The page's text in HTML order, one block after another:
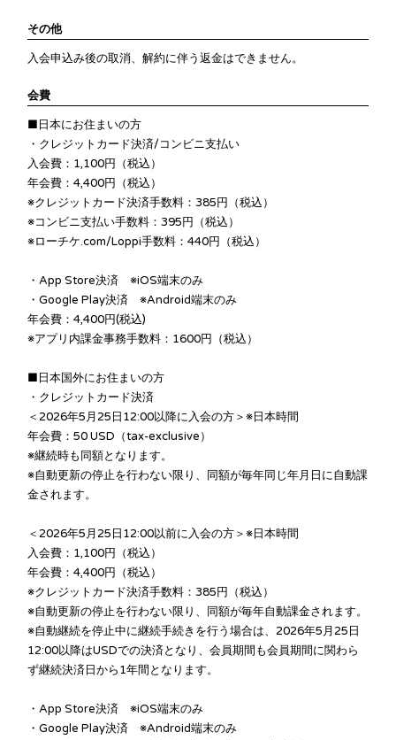
その他
入会申込み後の取消、解約に伴う返金はできません。
会費
■日本にお住まいの方
・クレジットカード決済/コンビニ支払い
入会費：1,100円（税込）
年会費：4,400円（税込）
※クレジットカード決済手数料：385円（税込）
※コンビニ支払い手数料：395円（税込）
※ローチケ.com/Loppi手数料：440円（税込）
・App Store決済 ※iOS端末のみ
・Google Play決済 ※Android端末のみ
年会費：4,400円(税込)
※アプリ内課金事務手数料：1600円（税込）
■日本国外にお住まいの方
・クレジットカード決済
＜2026年5月25日12:00以降に入会の方＞※日本時間
年会費：50 USD（tax-exclusive）
※継続時も同額となります。
※自動更新の停止を行わない限り、同額が毎年同じ年月日に自動課
金されます。
＜2026年5月25日12:00以前に入会の方＞※日本時間
入会費：1,100円（税込）
年会費：4,400円（税込）
※クレジットカード決済手数料：385円（税込）
※自動更新の停止を行わない限り、同額が毎年自動課金されます。
※自動継続を停止中に継続手続きを行う場合は、2026年5月25日
12:00以降はUSDでの決済となり、会員期間も会員期間に関わら
ず継続決済日から1年間となります。
・App Store決済 ※iOS端末のみ
・Google Play決済 ※Android端末のみ